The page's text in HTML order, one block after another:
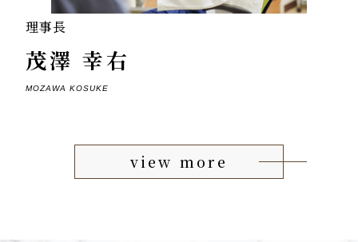
理事長
茂澤 幸右
MOZAWA KOSUKE
view more